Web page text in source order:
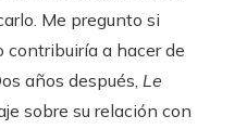
Me pregunto si
contribuiría a hacer de
años después, Le
sobre su relación con